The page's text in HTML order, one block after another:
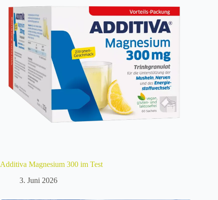
Additiva Magnesium 300 im Test
3. Juni 2026